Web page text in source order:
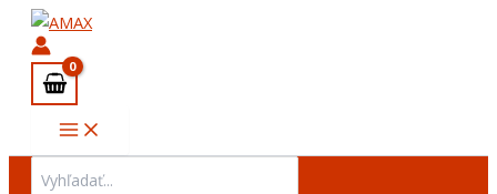
Preskočiť
obsah
for:
množstvo
Okuliare
virtuálnu
realitu